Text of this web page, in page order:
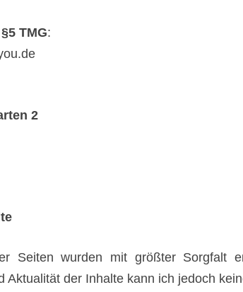
TMG:
2
Seiten wurden mit größter Sorgfalt
Aktualität der Inhalte kann ich jedoch